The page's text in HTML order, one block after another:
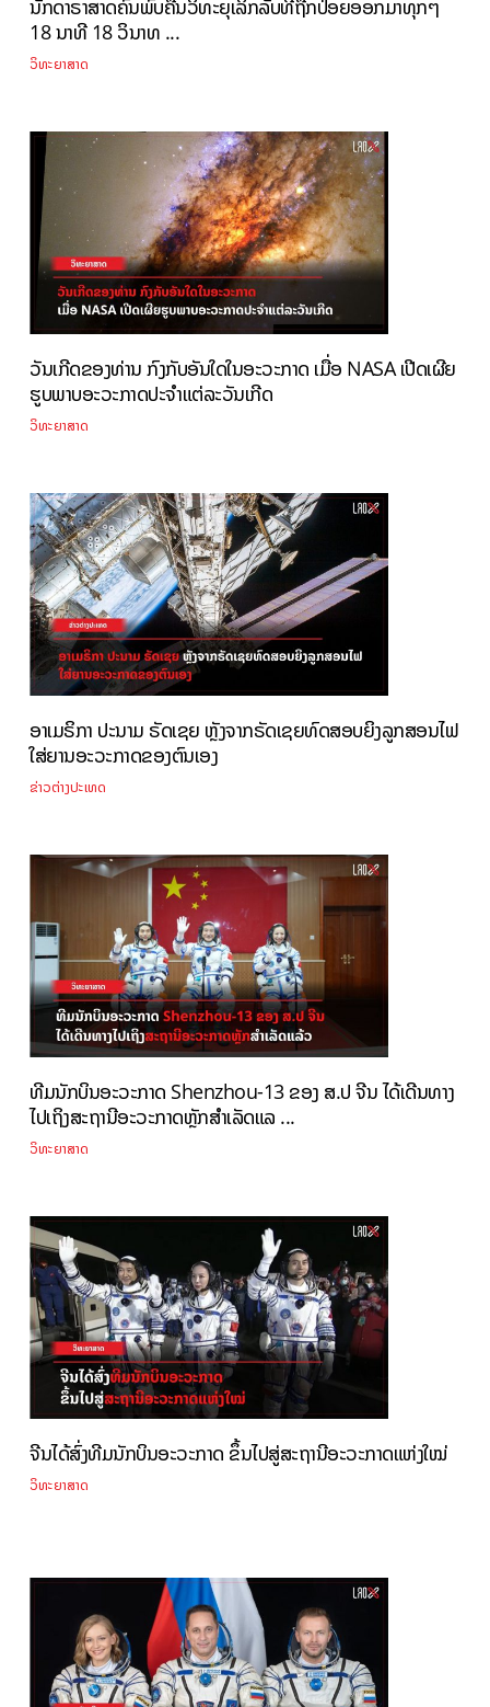
ນັກດາຣາສາດຄົ້ນພົບຄື້ນວິທະຍຸເລິກລັບທີ່ຖືກປ່ອຍອອກມາທຸກໆ
18 ນາທີ 18 ວິນາທ ...
ວິທະຍາສາດ
ວັນເກີດຂອງທ່ານ ກົງກັບອັນໃດໃນອະວະກາດ ເມື່ອ NASA ເປີດເຜີຍ
ຮູບພາບອະວະກາດປະຈຳແຕ່ລະວັນເກີດ
ວິທະຍາສາດ
ອາເມຣິກາ ປະນາມ ຣັດເຊຍ ຫຼັງຈາກຣັດເຊຍທົດສອບຍິງລູກສອນໄຟ
ໃສ່ຍານອະວະກາດຂອງຕົນເອງ
ຂ່າວຕ່າງປະເທດ
ທີມນັກບິນອະວະກາດ Shenzhou-13 ຂອງ ສ.ປ ຈີນ ໄດ້ເດີນທາງ
ໄປເຖິງສະຖານີອະວະກາດຫຼັກສຳເລັດແລ ...
ວິທະຍາສາດ
ຈີນໄດ້ສົ່ງທີມນັກບິນອະວະກາດ ຂຶ້ນໄປສູ່ສະຖານີອະວະກາດແຫ່ງໃໝ່
ວິທະຍາສາດ